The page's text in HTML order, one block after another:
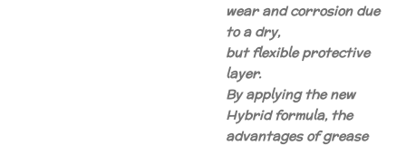
wear and corrosion due
to a dry,
but flexible protective
layer.
By applying the new
Hybrid formula, the
advantages of grease